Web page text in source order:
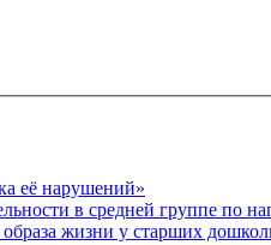
её нарушений»
в средней группе по
жизни у старших